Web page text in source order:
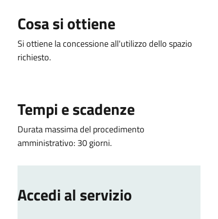
Cosa si ottiene
Si ottiene la concessione all'utilizzo dello spazio
richiesto.
Tempi e scadenze
Durata massima del procedimento
amministrativo: 30 giorni.
Accedi al servizio